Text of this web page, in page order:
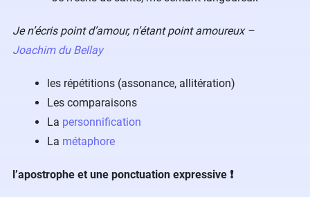
Je n’écris point d’amour, n’étant point amoureux –
Joachim du Bellay
les répétitions (assonance, allitération)
Les comparaisons
La personnification
La métaphore
l’apostrophe et une ponctuation expressive ❗